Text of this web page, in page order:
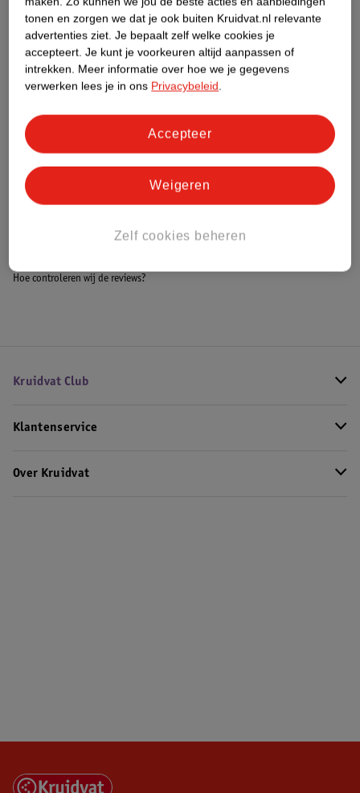
Nature Impact Score
Dit product heeft (nog) geen Nature
Impact Score.
Meer informatie
Bestel & Bezorginformatie
Bekijk ook
Alle Kinderservies
Hoe controleren wij de reviews?
Kruidvat Club
Klantenservice
Over Kruidvat
tonen en zorgen we dat je ook buiten Kruidvat.nl relevante
advertenties ziet. Je bepaalt zelf welke cookies je
accepteert. Je kunt je voorkeuren altijd aanpassen of
intrekken. Meer informatie over hoe we je gegevens
verwerken lees je in ons Privacybeleid.
Zelf cookies beheren
Weigeren
Accepteer